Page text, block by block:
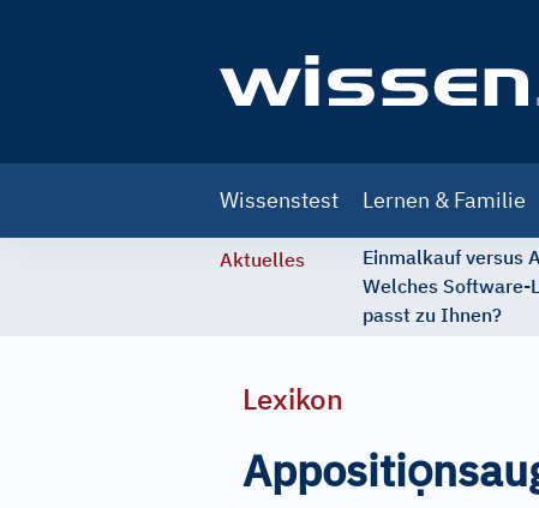
navigation
Wissenstest Lernen & Familie
Aktuelles
Einmalkauf versus
Welches Software-
passt zu Ihnen?
Lexikon
Appositiọ